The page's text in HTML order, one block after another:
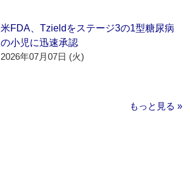
米FDA、Tzieldをステージ3の1型糖尿病
の小児に迅速承認
2026年07月07日 (火)
もっと見る »